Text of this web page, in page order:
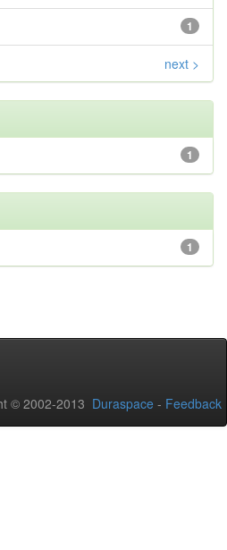
1
next >
1
1
© 2002-2013 Duraspace - Feedback